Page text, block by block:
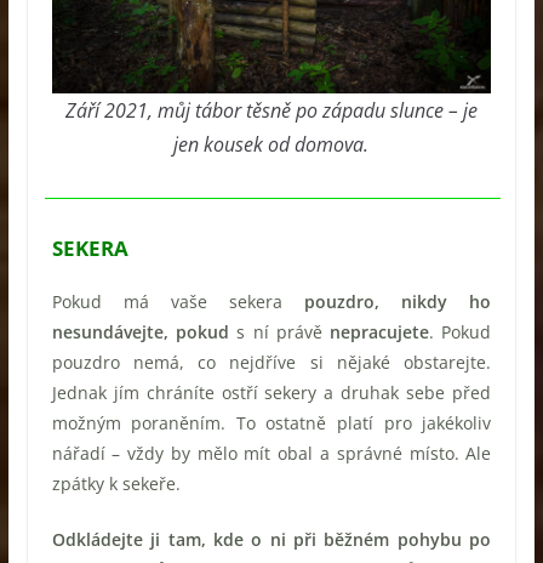
Září 2021, můj tábor těsně po západu slunce – je
jen kousek od domova.
SEKERA
Pokud má vaše sekera pouzdro, nikdy ho
nesundávejte, pokud s ní právě nepracujete. Pokud
pouzdro nemá, co nejdříve si nějaké obstarejte.
Jednak jím chráníte ostří sekery a druhak sebe před
možným poraněním. To ostatně platí pro jakékoliv
nářadí – vždy by mělo mít obal a správné místo. Ale
zpátky k sekeře.
Odkládejte ji tam, kde o ni při běžném pohybu po